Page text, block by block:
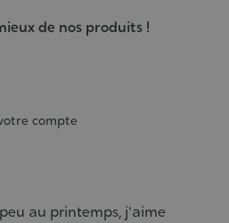
de nos produits !
compte
au printemps, j'aime